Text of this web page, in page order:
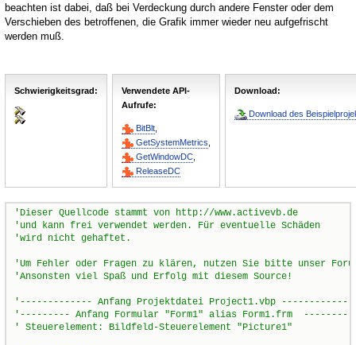
beachten ist dabei, daß bei Verdeckung durch andere Fenster oder dem
Verschieben des betroffenen, die Grafik immer wieder neu aufgefrischt
werden muß.
Schwierigkeitsgrad:
Verwendete API-
Aufrufe:
BitBlt,
GetSystemMetrics
GetWindowDC,
ReleaseDC
Download:
Download des